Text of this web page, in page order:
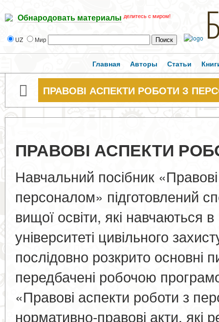
Обнародовать материалы делитесь с миром!
UZ Мир
Главная Авторы Статьи
ПРАВОВІ АСПЕКТИ РОБОТИ З
ПРАВОВІ АСПЕКТИ
Навчальний посібник
персоналом» підготовлений
вищої освіти, які навчаються
університеті цивільного
послідовно розкрито основні
передбачені робочою
«Правові аспекти роботи з
нормативно-правові акти, які